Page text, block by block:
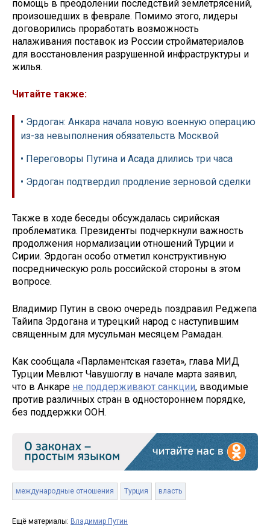
помощь в преодолении последствий землетрясений,
произошедших в феврале. Помимо этого, лидеры
договорились проработать возможность
налаживания поставок из России стройматериалов
для восстановления разрушенной инфраструктуры и
жилья.
Читайте также:
• Эрдоган: Анкара начала новую военную операцию
из-за невыполнения обязательств Москвой
• Переговоры Путина и Асада длились три часа
• Эрдоган подтвердил продление зерновой сделки
Также в ходе беседы обсуждалась сирийская
проблематика. Президенты подчеркнули важность
продолжения нормализации отношений Турции и
Сирии. Эрдоган особо отметил конструктивную
посредническую роль российской стороны в этом
вопросе.
Владимир Путин в свою очередь поздравил Реджепа
Тайипа Эрдогана и турецкий народ с наступившим
священным для мусульман месяцем Рамадан.
Как сообщала «Парламентская газета», глава МИД
Турции Мевлют Чавушоглу в начале марта заявил,
что в Анкаре не поддерживают санкции, вводимые
против различных стран в одностороннем порядке,
без поддержки ООН.
международные отношения Турция власть
Ещё материалы: Владимир Путин